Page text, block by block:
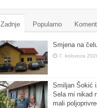
Zadnje Popularno
Smjena na
7. kolovoza
Smiljan Šokić
Sela mi nikad
mali